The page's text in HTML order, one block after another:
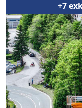
+7
Previous